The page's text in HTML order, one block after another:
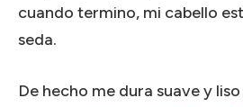
cuando termino, mi cabello
seda.
De hecho me dura suave y